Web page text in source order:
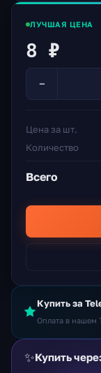
ЛУЧШАЯ ЦЕНА
8 ₽
−
Цена за шт.
Количество
Всего
Купить за
Оплата в нашем
✨Купить